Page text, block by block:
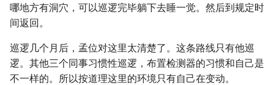
哪地方有洞穴，可以巡逻完毕躺下去睡一觉。然后到规定时
间返回。
巡逻几个月后，孟位对这里太清楚了。这条路线只有他巡
逻。其他三个同事习惯性巡逻，布置检测器的习惯和自己是
不一样的。所以按道理这里的环境只有自己在变动。